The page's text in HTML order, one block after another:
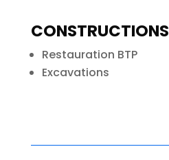
CONSTRUCTIONS
Restauration BTP
Excavations